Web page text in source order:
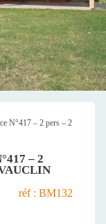
N°417 – 2 pers – 2
– 2
réf : BM132